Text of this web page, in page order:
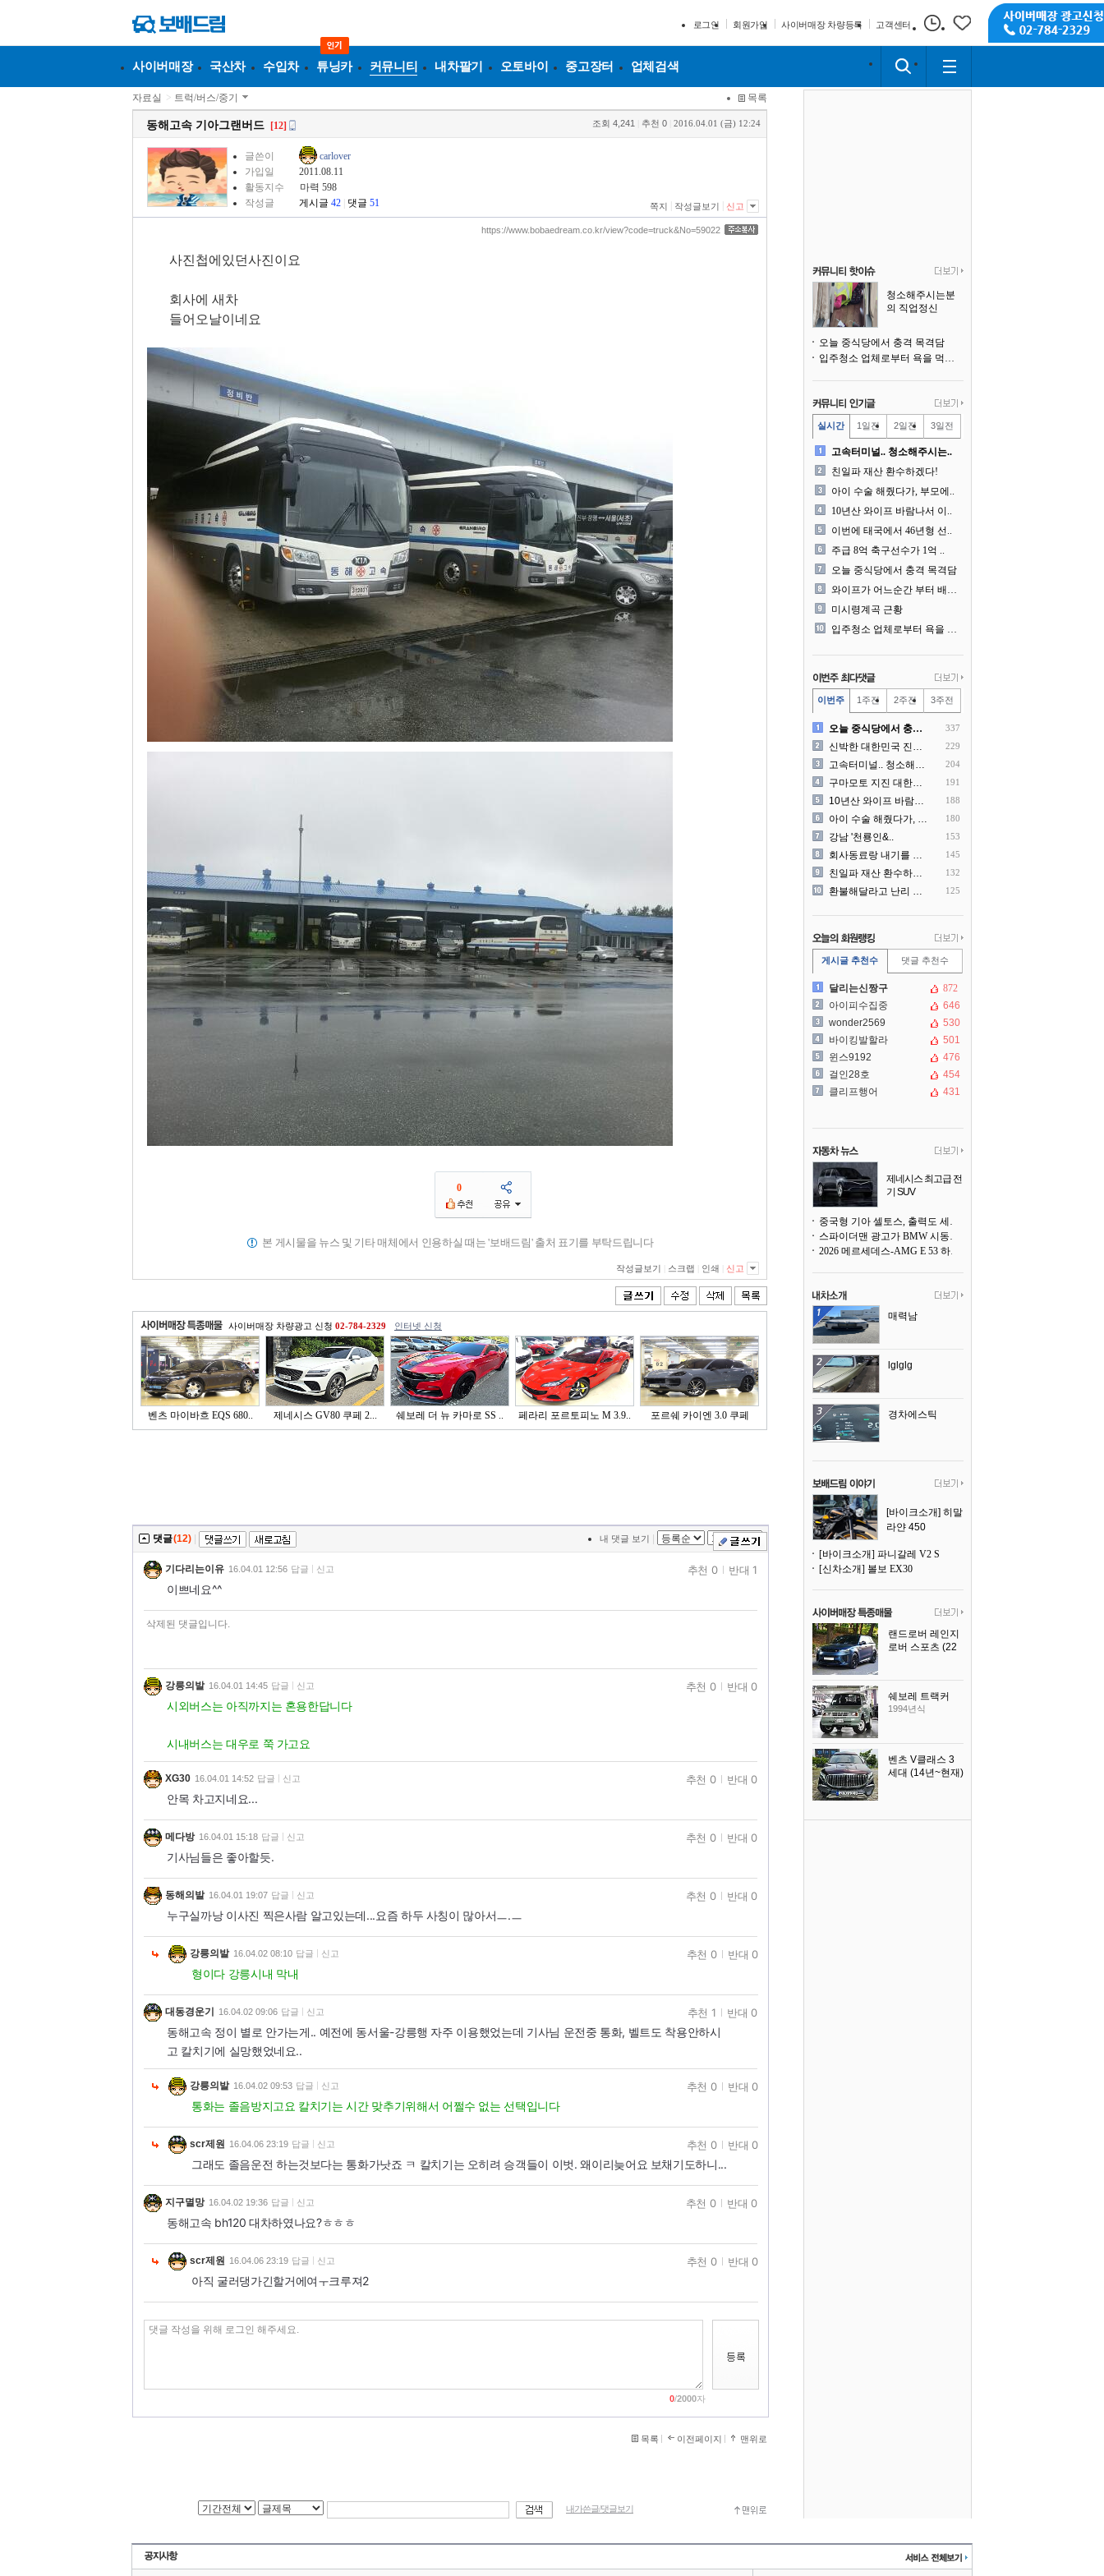
로그인 회원가입 사이버매장 차량등록 고객센터
사이버매장 국산차 수입차 튜닝카 커뮤니티 내차팔기 오토바이 중고장터 업체검색
자료실 > 트럭/버스/중기 목록
동해고속 기아그랜버드 [12] 조회 4,241 추천 0 2016.04.01 (금) 12:24
글쓴이
carlover
가입일
2011.08.11
활동지수
마력 598
작성글
게시글 42 댓글 51 쪽지 작성글보기 신고
https://www.bobaedream.co.kr/view?code=truck&No=59022
사진첩에있던사진이요
회사에 새차
들어오날이네요
0
본 게시물을 뉴스 및 기타 매체에서 인용하실 때는 '보배드림' 출처 표기를 부탁드립니다
작성글보기 스크랩 인쇄 신고
사이버매장 차량광고 신청 02-784-2329 인터넷 신청
벤츠 마이바흐 EQS 680.. 제네시스 GV80 쿠페 2... 쉐보레 더 뉴 카마로 SS .. 페라리 포르토피노 M 3.9.. 포르쉐 카이엔 3.0 쿠페
댓글(12) 내 댓글 보기
기다리는이유 16.04.01 12:56 답글 신고
이쁘네요^^
추천 0 반대 1
삭제된 댓글입니다.
강릉의발 16.04.01 14:45 답글 신고
시외버스는 아직까지는 혼용한답니다
시내버스는 대우로 쭉 가고요
추천 0 반대 0
XG30 16.04.01 14:52 답글 신고
안목 차고지네요...
추천 0 반대 0
메다방 16.04.01 15:18 답글 신고
기사님들은 좋아할듯.
추천 0 반대 0
동해의발 16.04.01 19:07 답글 신고
누구실까낭 이사진 찍은사람 알고있는데...요즘 하두 사칭이 많아서ㅡ.ㅡ
추천 0 반대 0
강릉의발 16.04.02 08:10 답글 신고
형이다 강릉시내 막내
추천 0 반대 0
대동경운기 16.04.02 09:06 답글 신고
동해고속 정이 별로 안가는게.. 예전에 동서울-강릉행 자주 이용했었는데 기사님 운전중 통화, 벨트도 착용안하시
고 칼치기에 실망했었네요..
추천 1 반대 0
강릉의발 16.04.02 09:53 답글 신고
통화는 졸음방지고요 칼치기는 시간 맞추기위해서 어쩔수 없는 선택입니다
추천 0 반대 0
scr제원 16.04.06 23:19 답글 신고
그래도 졸음운전 하는것보다는 통화가낫죠 ㅋ 칼치기는 오히려 승객들이 이벗. 왜이리늦어요 보채기도하니...
추천 0 반대 0
지구멸망 16.04.02 19:36 답글 신고
동해고속 bh120 대차하였나요?ㅎㅎㅎ
추천 0 반대 0
scr제원 16.04.06 23:19 답글 신고
아직 굴러댕가긴할거에여ㅜ크루져2
추천 0 반대 0
0/2000자
목록 이전페이지 맨위로
내가쓴글/댓글보기
청소해주시는분
의 직업정신
오늘 중식당에서 충격 목격담
입주청소 업체로부터 욕을 먹고 있습니다
실시간 1일전 2일전 3일전
고속터미널.. 청소해주시는..
친일파 재산 환수하겠다!
아이 수술 해줬다가, 부모에..
10년산 와이프 바람나서 이..
이번에 태국에서 46년형 선..
주급 8억 축구선수가 1억 ..
오늘 중식당에서 충격 목격담
와이프가 어느순간 부터 배달..
미시령계곡 근황
입주청소 업체로부터 욕을 먹..
이번주 1주전 2주전 3주전
오늘 중식당에서 충격 목격담 337
신박한 대한민국 진상 근황 229
고속터미널.. 청소해주시는.. 204
구마모토 지진 대한항공 생수.. 191
10년산 와이프 바람나서 이.. 188
아이 수술 해줬다가, 부모에.. 180
강남 '천룡인&.. 153
회사동료랑 내기를 했습니다 145
친일파 재산 환수하겠다! 132
환불해달라고 난리 난 미국 .. 125
게시글 추천수 댓글 추천수
달리는신짱구
872
아이피수집중
646
wonder2569
530
바이킹발할라
501
윈스9192
476
걸인28호
454
클리프행어
431
제네시스 최고급 전
기 SUV
중국형 기아 셀토스, 출력도 세지고 27인치 초대형 디스플레이까지
스파이더맨 광고가 BMW 시동화면을 점령하다, 오너들은 불만
2026 메르세데스-AMG E 53 하이브리드 왜건 시승기
매력남
lglglg
경차에스틱
[바이크소개] 히말
라얀 450
[바이크소개] 파니갈레 V2 S
[신차소개] 볼보 EX30
랜드로버 레인지
로버 스포츠 (22
쉐보레 트랙커
1994년식
벤츠 V클래스 3
세대 (14년~현재)